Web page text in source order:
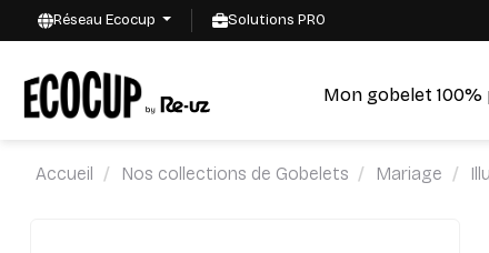
Réseau Ecocup Solutions PRO
Mon gobelet
Accueil Nos collections de Gobelets Mariage